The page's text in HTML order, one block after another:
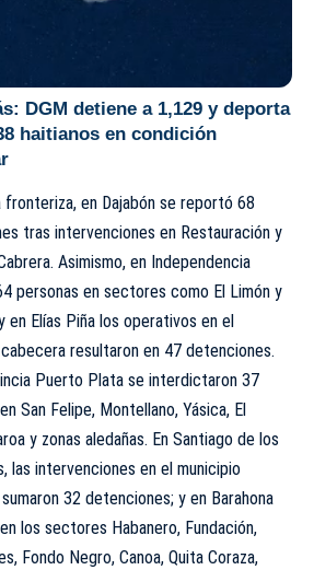
DGM detiene a 1,129 y deporta
haitianos en condición
fronteriza, en Dajabón se reportó 68
tras intervenciones en Restauración y
Asimismo, en Independencia
personas en sectores como El Limón y
en Elías Piña los operativos en el
resultaron en 47 detenciones.
Puerto Plata se interdictaron 37
San Felipe, Montellano, Yásica, El
y zonas aledañas. En Santiago de los
las intervenciones en el municipio
32 detenciones; y en Barahona
los sectores Habanero, Fundación,
Fondo Negro, Canoa, Quita Coraza,